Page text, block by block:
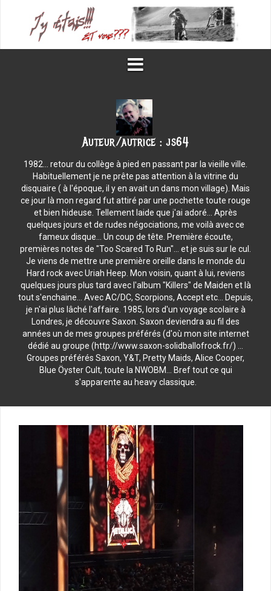
Auteur/autrice :js64
1982... retour du collège à pied en passant par la vieille ville.
Habituellement je ne prête pas attention à la vitrine du
disquaire ( à l'époque, il y en avait un dans mon village). Mais
ce jour là mon regard fut attiré par une pochette toute rouge
et bien hideuse. Tellement laide que j'ai adoré... Après
quelques jours et de rudes négociations, me voilà avec ce
fameux disque... Un coup de tête. Première écoute,
premières notes de "Too Scared To Run"... et je suis sur le cul.
Je viens de mettre une première oreille dans le monde du
Hard rock avec Uriah Heep. Mon voisin, quant à lui, reviens
quelques jours plus tard avec l'album "Killers" de Maiden et là
tout s'enchaine... Avec AC/DC, Scorpions, Accept etc... Depuis,
je n'ai plus lâché l'affaire. 1985, lors d'un voyage scolaire à
Londres, je découvre Saxon. Saxon deviendra au fil des
années un de mes groupes préférés (d'où mon site internet
dédié au groupe (http://www.saxon-solidballofrock.fr/) ...
Groupes préférés Saxon, Y&T, Pretty Maids, Alice Cooper,
Blue Öyster Cult, toute la NWOBM... Bref tout ce qui
s'apparente au heavy classique.